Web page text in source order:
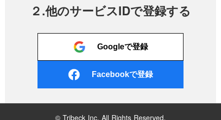
２.他のサービスIDで登録する
Googleで登録
Facebookで登録
© Tribeck Inc. All Rights Reserved.